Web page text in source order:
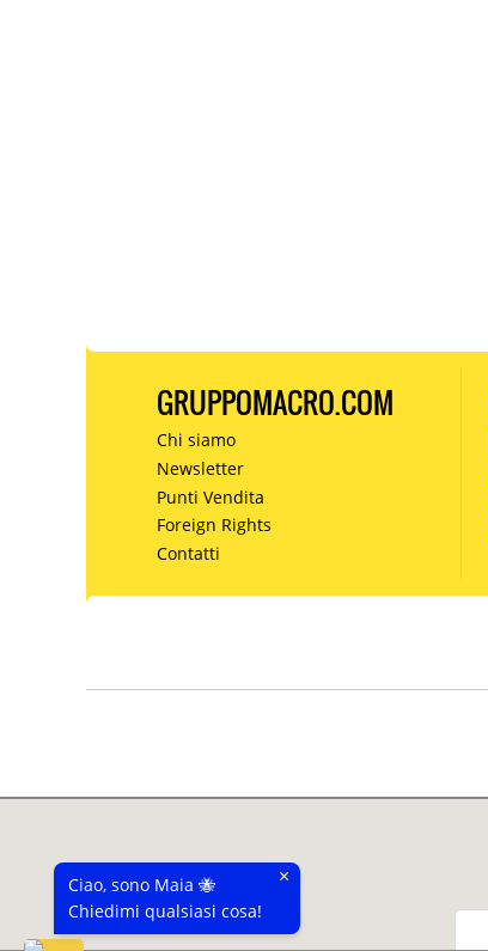
GRUPPOMACRO.COM
Chi siamo
Newsletter
Punti Vendita
Foreign Rights
Contatti
Ciao, sono Maia 🐝
Chiedimi qualsiasi cosa!
×